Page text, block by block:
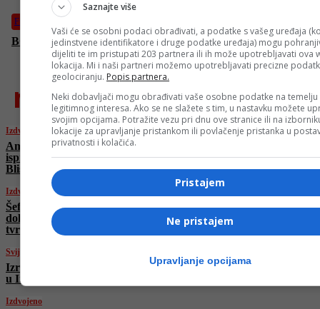
Fudbal
BOMBA u Bordo klubu: Na Koševo stiže Nermin Mujkić
najnovije
Izdvojeno
Amerikanci iznenada i bez objašnjenja
ispraznili svoju najveću zračnu bazu na
Bliskom istoku
Izdvojeno
Šefica obavještajaca SAD-a rekla da nema
dokaza protiv Irana, Trump odbacio njenu
tvrdnju
Svijet
Izrael objavio snimak likvidacije zapovjednika
u Iranskoj revolucionarnoj gardi (VIDEO)
Izdvojeno
Saznajte više
Vaši će se osobni podaci obrađivati, a podatke s vašeg uređaja
jedinstvene identifikatore i druge podatke uređaja) mogu
dijeliti te im pristupati 203 partnera ili ih može upotrebljavati ova
lokacija. Mi i naši partneri možemo upotrebljavati precizne
geolociranju. Popis partnera.
Neki dobavljači mogu obrađivati vaše osobne podatke na temelju
legitimnog interesa. Ako se ne slažete s tim, u nastavku možete
svojim opcijama. Potražite vezu pri dnu ove stranice ili na
lokacije za upravljanje pristankom ili povlačenje pristanka u
privatnosti i kolačića.
Pristajem
Ne pristajem
Upravljanje opcijama